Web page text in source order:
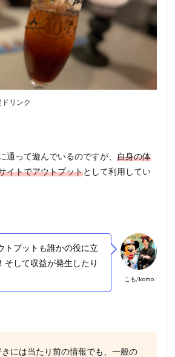
リンク
通って遊んでいるのですが、 自身の体
イトでアウトプットとして利用してい
こも/komo
トプットも誰かの役に立
そして収益が発生したり
には当たり前の情報でも、一般の